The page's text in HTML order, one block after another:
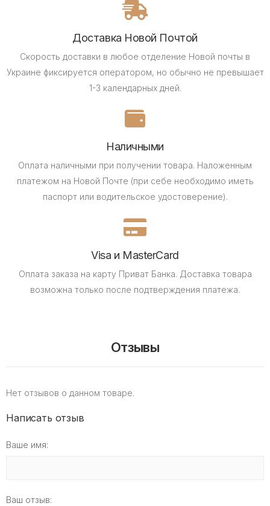
Доставка Новой Почтой
Скорость доставки в любое отделение Новой почты в
Украине фиксируется оператором, но обычно не превышает
1-3 календарных дней.
Наличными
Оплата наличными при получении товара. Наложенным
платежом на Новой Почте (при себе необходимо иметь
паспорт или водительское удостоверение).
Visa и MasterCard
Оплата заказа на карту Приват Банка. Доставка товара
возможна только после подтверждения платежа.
Отзывы
Нет отзывов о данном товаре.
Написать отзыв
Ваше имя:
Ваш отзыв: